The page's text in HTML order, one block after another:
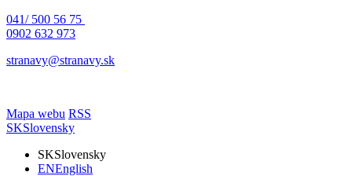
041/ 500 56 75
0902 632 973
stranavy@stranavy.sk
Mapa webu RSS
SKSlovensky
SKSlovensky
ENEnglish